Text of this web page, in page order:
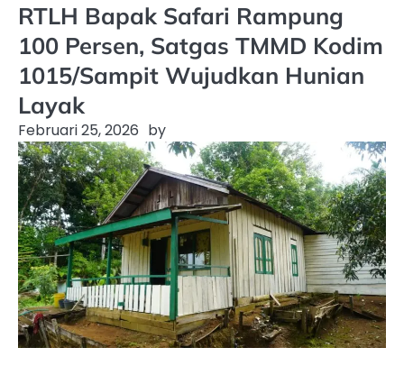
RTLH Bapak Safari Rampung
100 Persen, Satgas TMMD Kodim
1015/Sampit Wujudkan Hunian
Layak
Februari 25, 2026 by